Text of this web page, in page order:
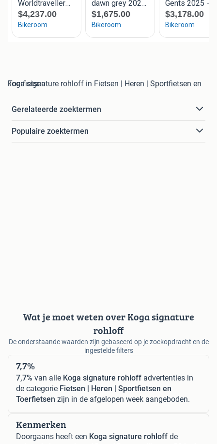
koga signature rohloff in Fietsen | Heren | Sportfietsen en Toerfietsen
Gerelateerde zoektermen
Populaire zoektermen
Wat je moet weten over Koga signature
rohloff
De onderstaande waarden zijn gebaseerd op je zoekopdracht en de
ingestelde filters
7,7%
7,7% van alle Koga signature rohloff advertenties in
de categorie Fietsen | Heren | Sportfietsen en
Toerfietsen zijn in de afgelopen week aangeboden.
Kenmerken
Doorgaans heeft een Koga signature rohloff de